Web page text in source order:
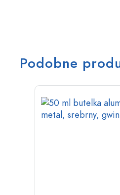
Podobne